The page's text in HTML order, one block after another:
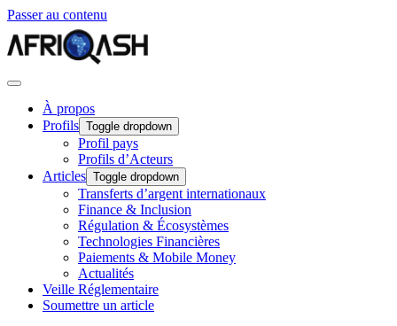
Passer au contenu
À propos
Profils Toggle dropdown
Profil pays
Profils d’Acteurs
Articles Toggle dropdown
Transferts d’argent internationaux
Finance & Inclusion
Régulation & Écosystèmes
Technologies Financières
Paiements & Mobile Money
Actualités
Veille Réglementaire
Soumettre un article